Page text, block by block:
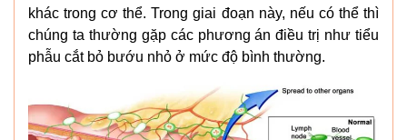
khác trong cơ thể. Trong giai đoạn này, nếu có thể thì
chúng ta thường gặp các phương án điều trị như tiểu
phẫu cắt bỏ bướu nhỏ ở mức độ bình thường.